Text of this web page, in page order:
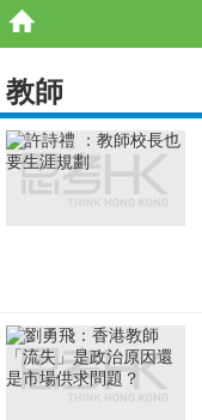
教師